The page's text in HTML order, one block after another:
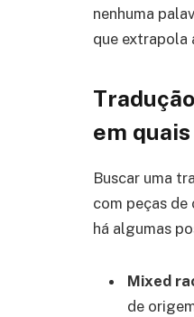
nenhuma
que extrapola
em
Buscar uma
com peças de
há algumas
Mixed
de